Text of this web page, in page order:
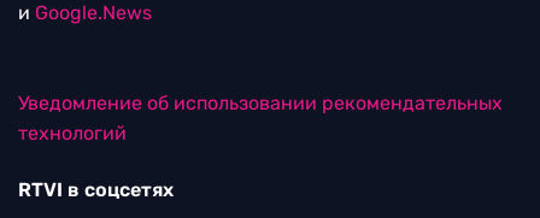
и Google.News
Уведомление об использовании рекомендательных
технологий
RTVI в соцсетях